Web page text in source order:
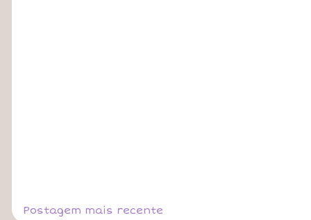
Postagem mais recente